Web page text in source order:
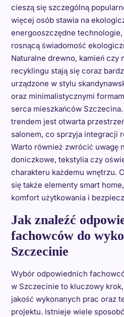
cieszą się szczególną
więcej osób stawia na
energooszczędne
rosnącą świadomość
Naturalne drewno, kamień czy
recyklingu stają się coraz
urządzone w stylu
oraz minimalistycznymi
serca mieszkańców
trendem jest otwarta
salonem, co sprzyja integracji
Warto również zwrócić uwagę
doniczkowe, tekstylia czy
charakteru każdemu wnętrzu.
się także elementy smart
komfort użytkowania i
Jak znaleźć
fachowców do
Szczecinie
Wybór odpowiednich
w Szczecinie to kluczowy krok,
jakość wykonanych prac oraz
projektu. Istnieje wiele